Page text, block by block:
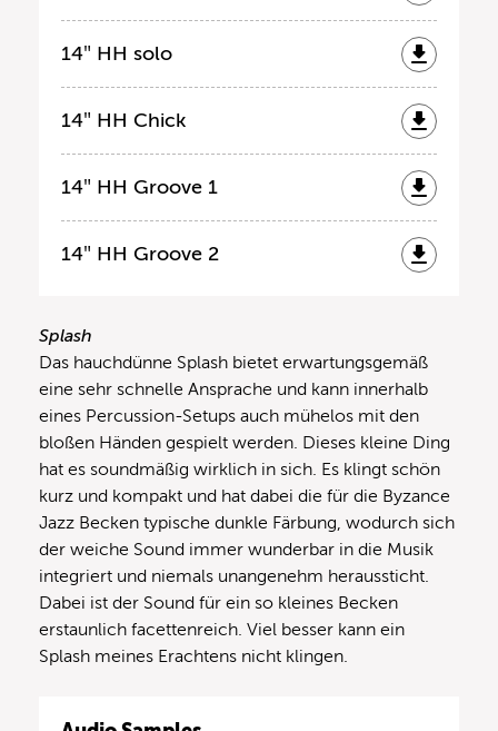
14″ HH solo
14″ HH Chick
14″ HH Groove 1
14″ HH Groove 2
Splash
Das hauchdünne Splash bietet erwartungsgemäß
eine sehr schnelle Ansprache und kann innerhalb
eines Percussion-Setups auch mühelos mit den
bloßen Händen gespielt werden. Dieses kleine Ding
hat es soundmäßig wirklich in sich. Es klingt schön
kurz und kompakt und hat dabei die für die Byzance
Jazz Becken typische dunkle Färbung, wodurch sich
der weiche Sound immer wunderbar in die Musik
integriert und niemals unangenehm heraussticht.
Dabei ist der Sound für ein so kleines Becken
erstaunlich facettenreich. Viel besser kann ein
Splash meines Erachtens nicht klingen.